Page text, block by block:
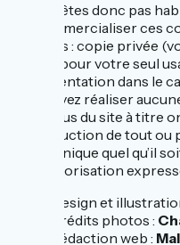
Vous n’êtes donc pas
ou commercialiser ces
suivants : copie privée
du site pour votre seul
représentation dans le
ne pouvez réaliser
contenus du site à titre
reproduction de tout ou
électronique quel qu’il
sauf autorisation
Design et
Crédits photos :
Rédaction web :